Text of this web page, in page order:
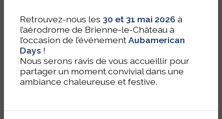
Retrouvez-nous les 30 et 31 mai 2026 à
l’aérodrome de Brienne-le-Château à
l’occasion de l’événementAubamerican
Days !
Nous serons ravis de vous accueillir pour
partager un moment convivial dans une
ambiance chaleureuse et festive.